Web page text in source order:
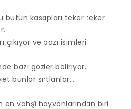
bütün kasapları teker teker
çıkıyor ve bazı isimleri
bazı gözler beliriyor…
bunlar sırtlanlar…
en vahşî hayvanlarından biri